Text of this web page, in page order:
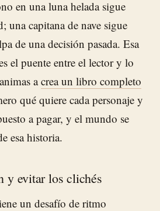
en una luna helada sigue
una capitana de nave sigue
de una decisión pasada. Esa
el puente entre el lector y lo
acrea un libro completo
qué quiere cada personaje y
a pagar, y el mundo se
esa historia.
y evitar los clichés
un desafío de ritmo